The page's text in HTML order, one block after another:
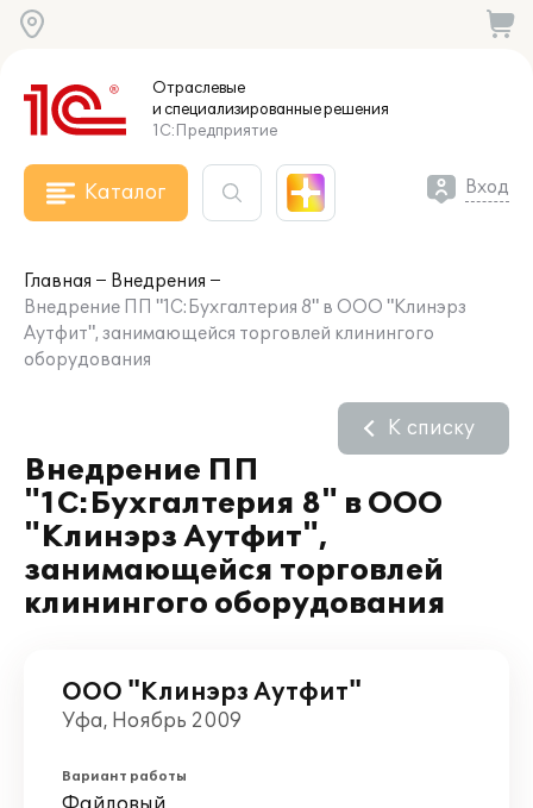
Отраслевые
и специализированныерешения
1С:Предприятие
Каталог Вход
Главная
Внедрения
Внедрение ПП "1С:Бухгалтерия 8" в ООО "Клинэрз
Аутфит", занимающейся торговлей клинингого
оборудования
Внедрение ПП
"1С:Бухгалтерия 8" в ООО
"Клинэрз Аутфит",
занимающейся торговлей
клинингого оборудования
К списку
ООО "Клинэрз Аутфит"
Уфа, Ноябрь 2009
Вариант работы